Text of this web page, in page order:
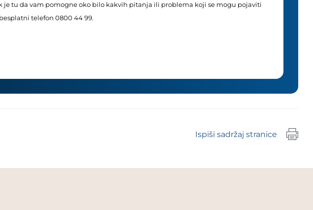
je tu da vam pomogne oko bilo kakvih pitanja ili problema koji se mogu pojaviti
telefon 0800 44 99.
Ispiši sadržaj stranice